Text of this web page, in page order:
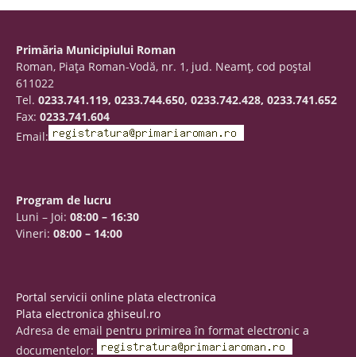
Primăria Municipiului Roman
Roman, Piaţa Roman-Vodă, nr. 1, jud. Neamţ, cod poştal
611022
Tel. 0233.741.119, 0233.744.650, 0233.742.428, 0233.741.652
Fax: 0233.741.604
Email:
Program de lucru
Luni – Joi: 08:00 – 16:30
Vineri: 08:00 – 14:00
Portal servicii online plata electronica
Plata electronica ghiseul.ro
Adresa de email pentru primirea în format electronic a
documentelor: